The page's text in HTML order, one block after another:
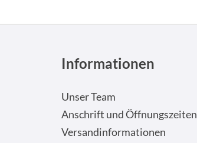
Informationen
Unser Team
Anschrift und Öffnungszeiten
Versandinformationen